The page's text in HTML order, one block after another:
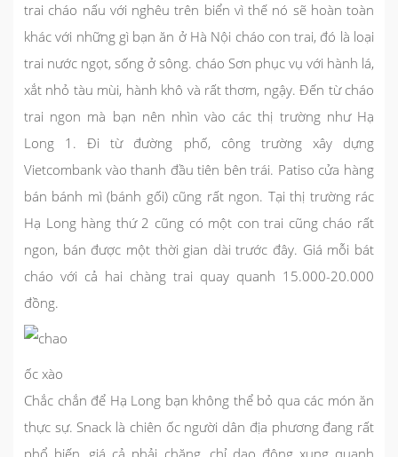
trai cháo nấu với nghêu trên biển vì thế nó sẽ hoàn toàn
khác với những gì bạn ăn ở Hà Nội cháo con trai, đó là loại
trai nước ngọt, sống ở sông. cháo Sơn phục vụ với hành lá,
xắt nhỏ tàu mùi, hành khô và rất thơm, ngậy. Đến từ cháo
trai ngon mà bạn nên nhìn vào các thị trường như Hạ
Long 1. Đi từ đường phố, công trường xây dựng
Vietcombank vào thanh đầu tiên bên trái. Patiso cửa hàng
bán bánh mì (bánh gối) cũng rất ngon. Tại thị trường rác
Hạ Long hàng thứ 2 cũng có một con trai cũng cháo rất
ngon, bán được một thời gian dài trước đây. Giá mỗi bát
cháo với cả hai chàng trai quay quanh 15.000-20.000
đồng.
ốc xào
Chắc chắn để Hạ Long bạn không thể bỏ qua các món ăn
thực sự. Snack là chiên ốc người dân địa phương đang rất